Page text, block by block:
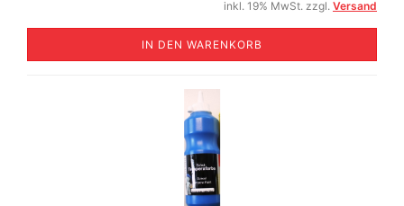
inkl. 19% MwSt. zzgl. Versand
IN DEN WARENKORB